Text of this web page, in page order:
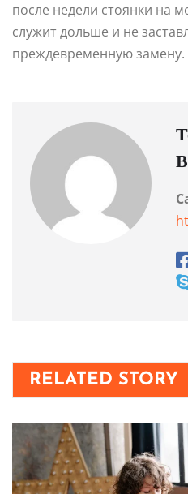
после недели стоянки на
служит дольше и не
преждевременную замену.
RELATED STORY